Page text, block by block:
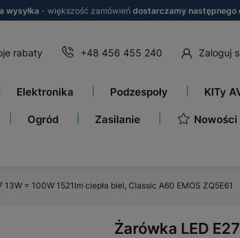
wysyłka - większość zamówień dostarczamy następnego
rabaty +48 456 455 240 Zaloguj
Elektronika Podzespoły KITy
Ogród Zasilanie Nowości
13W = 100W 1521lm ciepła biel, Classic A60 EMOS ZQ5E61
Żarówka LED